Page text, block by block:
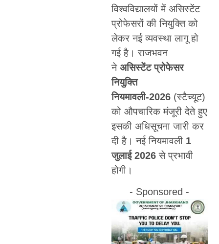
विश्वविद्यालयों में असिस्टेंट
प्रोफेसरों की नियुक्ति को
लेकर नई व्यवस्था लागू हो
गई है। राजभवन
ने असिस्टेंट प्रोफेसर
नियुक्ति
नियमावली-2026(स्टैच्यूट)
को औपचारिक मंजूरी देते हुए
इसकी अधिसूचना जारी कर
दी है। नई नियमावली 1
जुलाई 2026से प्रभावी
होगी।
- Sponsored -